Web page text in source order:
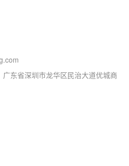
东省深圳市龙华区民治大道优城商